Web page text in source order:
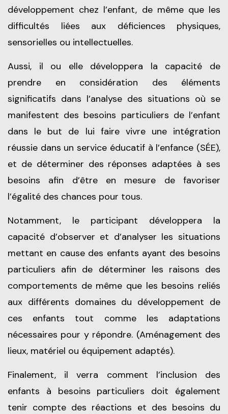
développement chez l’enfant, de même que les
difficultés liées aux déficiences physiques,
sensorielles ou intellectuelles.
Aussi, il ou elle développera la capacité de
prendre en considération des éléments
significatifs dans l’analyse des situations où se
manifestent des besoins particuliers de l’enfant
dans le but de lui faire vivre une intégration
réussie dans un service éducatif à l’enfance (SÉE),
et de déterminer des réponses adaptées à ses
besoins afin d’être en mesure de favoriser
l’égalité des chances pour tous.
Notamment, le participant développera la
capacité d’observer et d’analyser les situations
mettant en cause des enfants ayant des besoins
particuliers afin de déterminer les raisons des
comportements de même que les besoins reliés
aux différents domaines du développement de
ces enfants tout comme les adaptations
nécessaires pour y répondre. (Aménagement des
lieux, matériel ou équipement adaptés).
Finalement, il verra comment l’inclusion des
enfants à besoins particuliers doit également
tenir compte des réactions et des besoins du